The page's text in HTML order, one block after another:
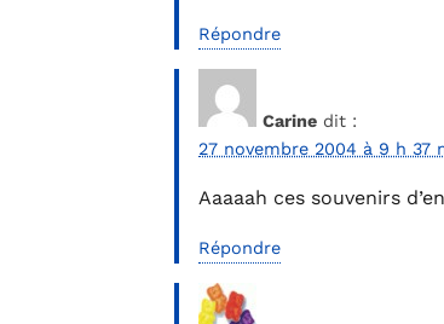
Répondre
Carine dit :
27 novembre 2004 à 9 h 37
Aaaaah ces souvenirs
Répondre